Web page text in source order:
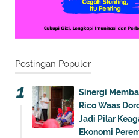
Postingan Populer
Sinergi
Rico Waas
Jadi Pilar
Ekonomi